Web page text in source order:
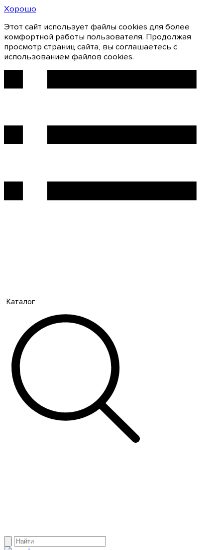
Хорошо
Этот сайт использует файлы cookies для более
комфортной работы пользователя. Продолжая
просмотр страниц сайта, вы соглашаетесь с
использованием файлов cookies.
Каталог